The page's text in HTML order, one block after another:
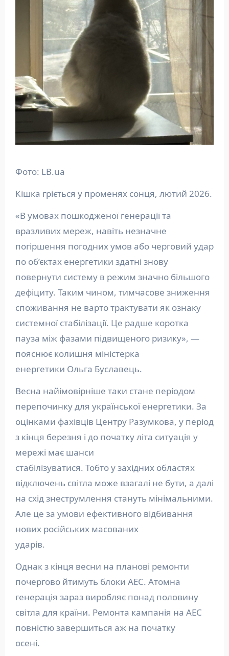
Фото: LB.ua
Кішка гріється у променях сонця, лютий 2026.
«В умовах пошкодженої генерації та
вразливих мереж, навіть незначне
погіршення погодних умов або черговий удар
по об’єктах енергетики здатні знову
повернути систему в режим значно більшого
дефіциту. Таким чином, тимчасове зниження
споживання не варто трактувати як ознаку
системної стабілізації. Це радше коротка
пауза між фазами підвищеного ризику», —
пояснює колишня міністерка
енергетики Ольга Буславець.
Весна найімовірніше таки стане періодом
перепочинку для української енергетики. За
оцінками фахівців Центру Разумкова, у період
з кінця березня і до початку літа ситуація у
мережі має шанси
стабілізуватися. Тобто у західних областях
відключень світла може взагалі не бути, а далі
на схід знеструмлення стануть мінімальними.
Але це за умови ефективного відбивання
нових російських масованих
ударів.
Однак з кінця весни на планові ремонти
почергово йтимуть блоки АЕС. Атомна
генерація зараз виробляє понад половину
світла для країни. Ремонта кампанія на АЕС
повністю завершиться аж на початку
осені.